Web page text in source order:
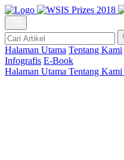
Halaman Utama Tentang Kami
Infografis E-Book
Halaman Utama Tentang Kami